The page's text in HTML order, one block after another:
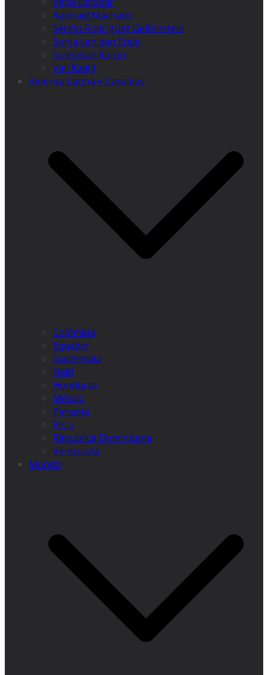
Raphael Machado
Sergio Rodríguez Gelfenstein
Sonja van den Ende
Suleyman Karan
Vali Kaleji
América Latina e Caraíbas
Colômbia
Equador
Guatemala
Haiti
Honduras
México
Panamá
Peru
Républica Dominicana
Venezuela
Mundo